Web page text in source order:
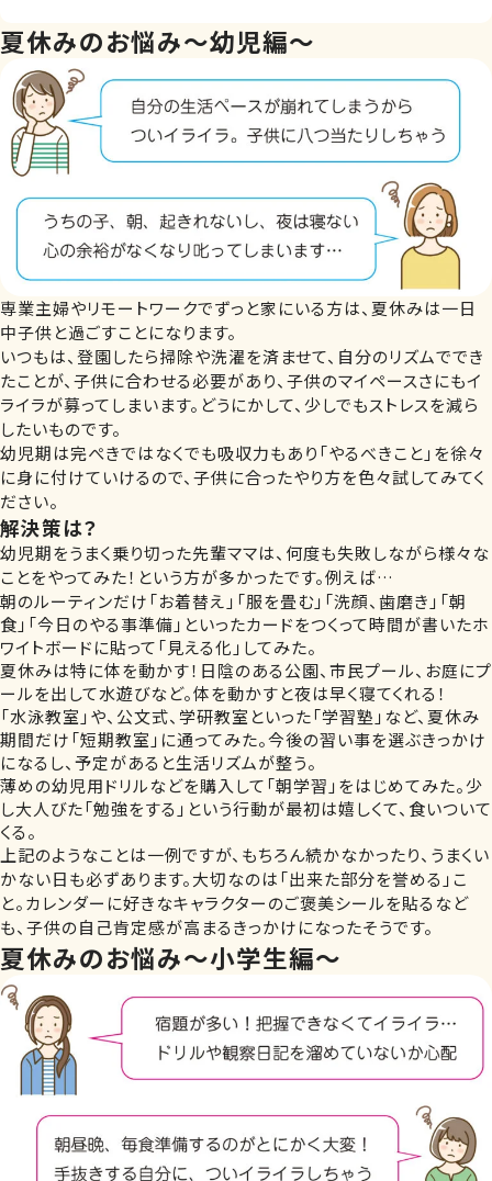
夏休みのお悩み～幼児編～
専業主婦やリモートワークでずっと家にいる方は、夏休みは一日
中子供と過ごすことになります。
いつもは、登園したら掃除や洗濯を済ませて、自分のリズムででき
たことが、子供に合わせる必要があり、子供のマイペースさにもイ
ライラが募ってしまいます。どうにかして、少しでもストレスを減ら
したいものです。
幼児期は完ぺきではなくでも吸収力もあり「やるべきこと」を徐々
に身に付けていけるので、子供に合ったやり方を色々試してみてく
ださい。
解決策は？
幼児期をうまく乗り切った先輩ママは、何度も失敗しながら様々な
ことをやってみた！という方が多かったです。例えば…
朝のルーティンだけ「お着替え」「服を畳む」「洗顔、歯磨き」「朝
食」「今日のやる事準備」といったカードをつくって時間が書いたホ
ワイトボードに貼って「見える化」してみた。
夏休みは特に体を動かす！日陰のある公園、市民プール、お庭にプ
ールを出して水遊びなど。体を動かすと夜は早く寝てくれる！
「水泳教室」や、公文式、学研教室といった「学習塾」など、夏休み
期間だけ「短期教室」に通ってみた。今後の習い事を選ぶきっかけ
になるし、予定があると生活リズムが整う。
薄めの幼児用ドリルなどを購入して「朝学習」をはじめてみた。少
し大人びた「勉強をする」という行動が最初は嬉しくて、食いついて
くる。
上記のようなことは一例ですが、もちろん続かなかったり、うまくい
かない日も必ずあります。大切なのは「出来た部分を誉める」こ
と。カレンダーに好きなキャラクターのご褒美シールを貼るなど
も、子供の自己肯定感が高まるきっかけになったそうです。
夏休みのお悩み～小学生編～